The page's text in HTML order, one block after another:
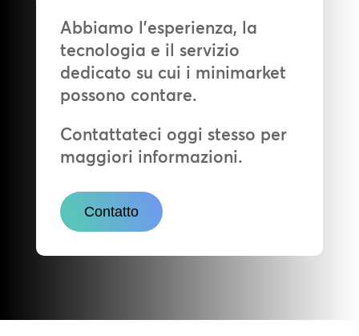
Abbiamo l’esperienza, la
tecnologia e il servizio
dedicato su cui i minimarket
possono contare.
Contattateci oggi stesso per
maggiori informazioni.
Contatto